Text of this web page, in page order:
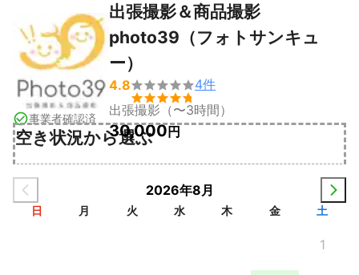
事業者確認済
出張撮影＆商品撮影
photo39（フォトサンキュ
ー）
4.8

4件
出張撮影（〜3時間）
30,000円
空き状況から選ぶ
2026年8月
日 月 火 水 木 金 土
1